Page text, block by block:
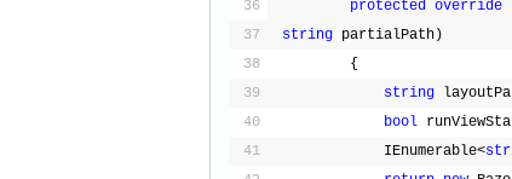
36
37
38
39
40
41
protected override
string partialPath)
{
string
bool
IEnumerable<